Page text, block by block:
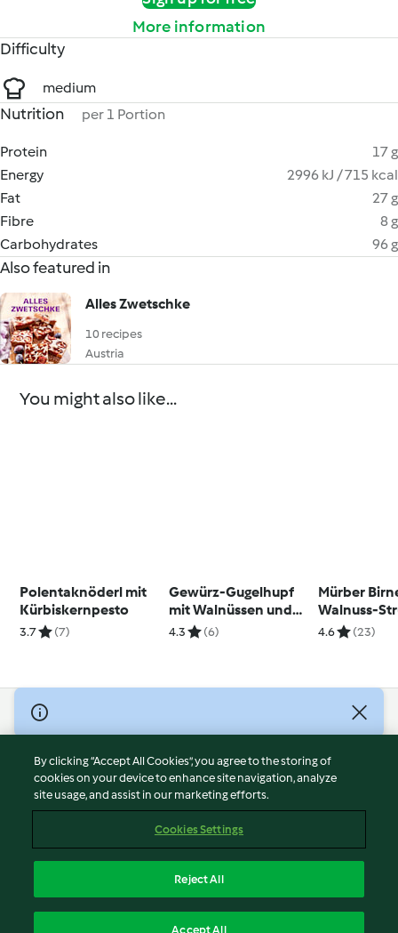
More information
Difficulty
medium
Nutrition per 1 Portion
Protein
17 g
Energy
2996 kJ / 715 kcal
Fat
27 g
Fibre
8 g
Carbohydrates
96 g
Also featured in
Alles Zwetschke
10 recipes
Austria
You might also like...
Polentaknöderl mit
Kürbiskernpesto
3.7 (7)
Gewürz-Gugelhupf
mit Walnüssen und
Cranberrys
4.3 (6)
Mürber
Walnuss-
4.6 (23)
© Copyright 2026
Terms of Service
Privacy Policy
Disclaimer
Cookies
Withdraw Contract
By clicking “Accept All Cookies”, you agree to the storing of
cookies on your device to enhance site navigation, analyze
site usage, and assist in our marketing efforts.
Cookies Settings
Reject All
Accept All